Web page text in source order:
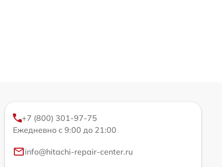
+7 (800) 301-97-75
Ежедневно с 9:00 до 21:00
info@hitachi-repair-center.ru